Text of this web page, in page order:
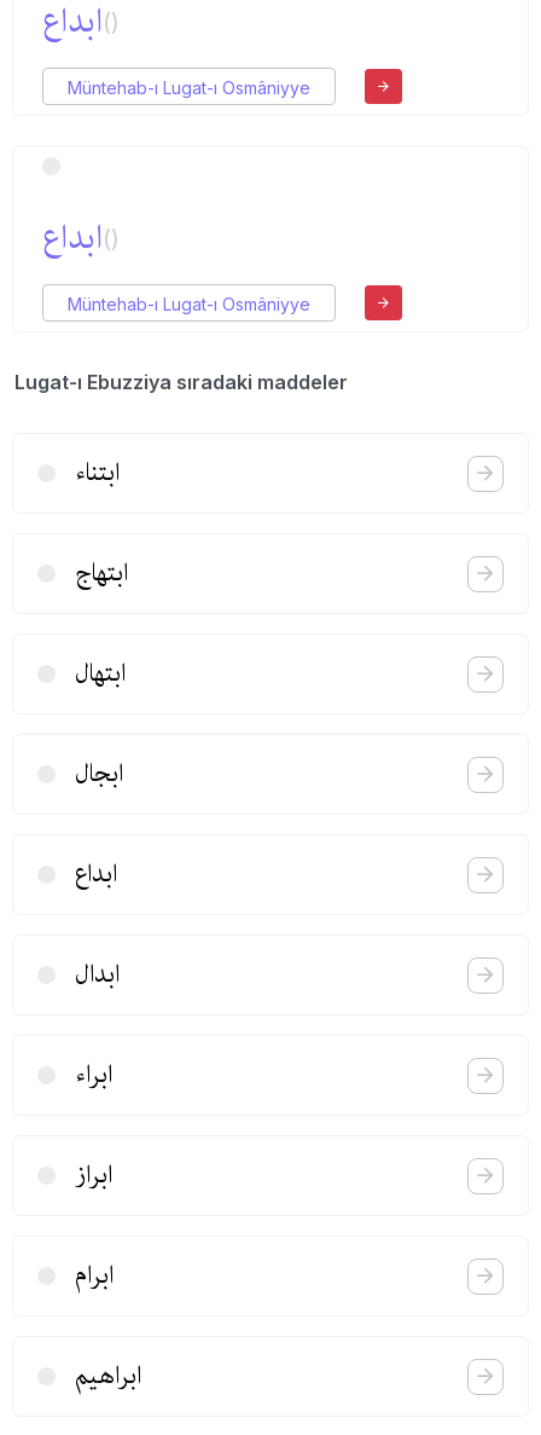
ابداع()
Müntehab-ı Lugat-ı Osmâniyye
ابداع()
Müntehab-ı Lugat-ı Osmâniyye
Lugat-ı Ebuzziya sıradaki maddeler
ابتناء
ابتهاج
ابتهال
ابجال
ابداع
ابدال
ابراء
ابراز
ابرام
ابراهیم